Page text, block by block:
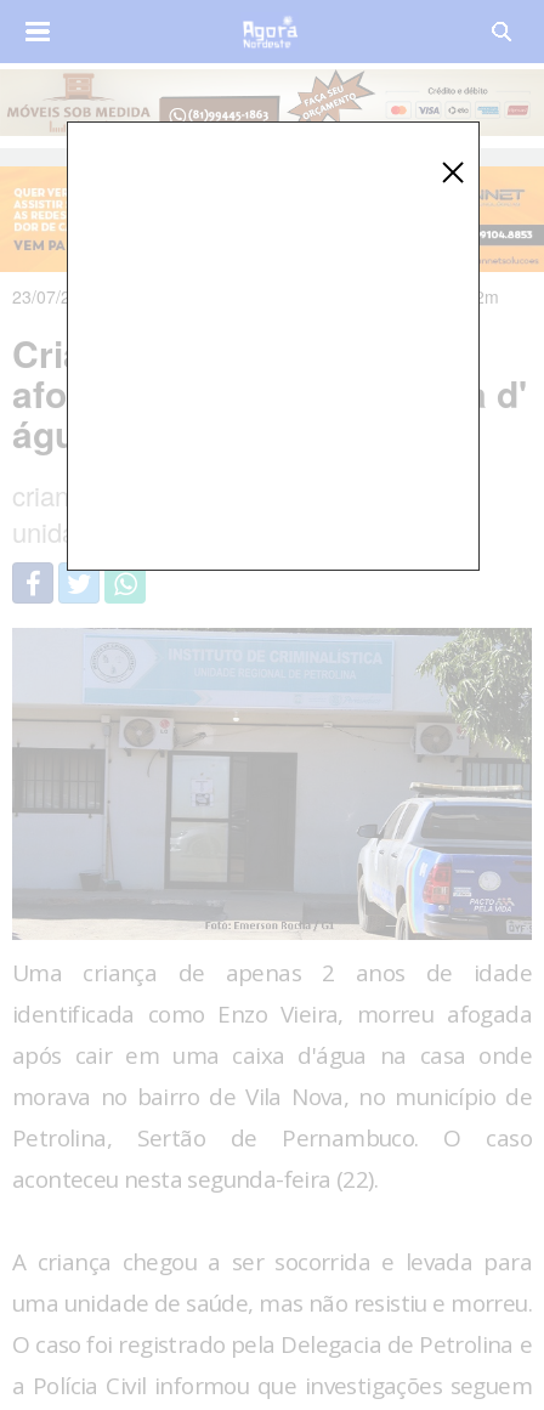
23/07/2024 às 21h48m - Atualizado em 24/07/2024 às 07h22m
Criança de 2 anos morre
afogada após cair em caixa d'
água em Petrolina
criança chegou a ser levada para uma
unidade de saúde, mas não resistiu.
Uma criança de apenas 2 anos de idade
identificada como Enzo Vieira, morreu afogada
após cair em uma caixa d'água na casa onde
morava no bairro de Vila Nova, no município de
Petrolina, Sertão de Pernambuco. O caso
aconteceu nesta segunda-feira (22).
A criança chegou a ser socorrida e levada para
uma unidade de saúde, mas não resistiu e morreu.
O caso foi registrado pela Delegacia de Petrolina e
a Polícia Civil informou que investigações seguem